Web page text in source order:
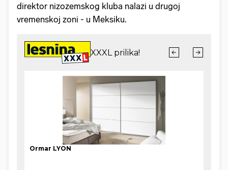
direktor nizozemskog kluba nalazi u drugoj
vremenskoj zoni - u Meksiku.